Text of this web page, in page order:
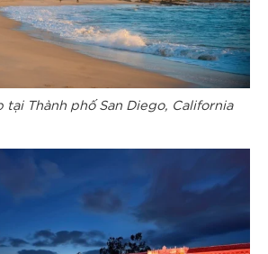
Thành phố San Diego, California